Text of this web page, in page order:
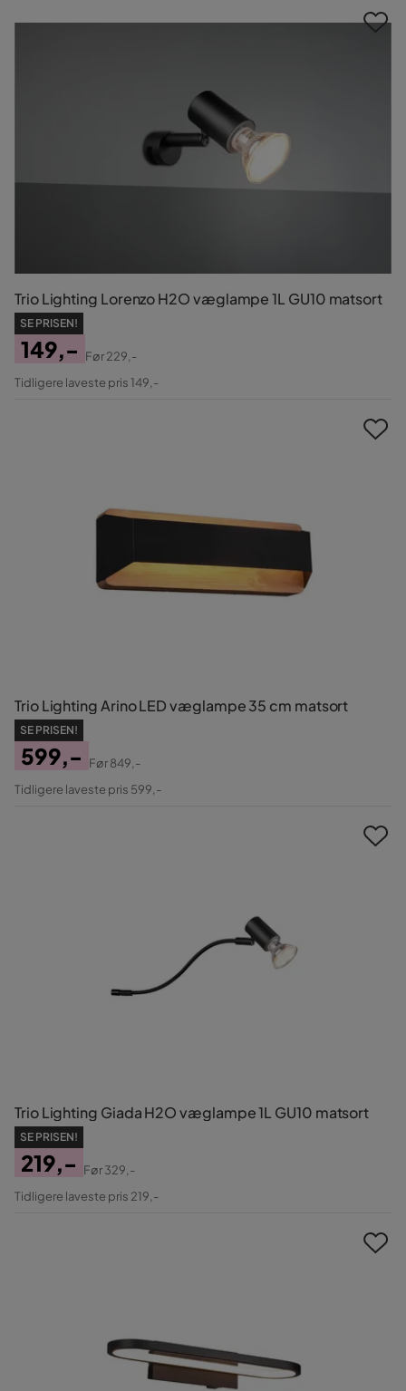
Trio Lighting Lorenzo H2O væglampe 1L GU10 matsort
SE PRISEN!
Pris
149,-
Original
Før229,-
Tidligere laveste pris 149,-
Trio Lighting Arino LED væglampe 35 cm matsort
SE PRISEN!
Pris
599,-
Original
Før849,-
Tidligere laveste pris 599,-
Trio Lighting Giada H2O væglampe 1L GU10 matsort
SE PRISEN!
Pris
219,-
Original
Før329,-
Tidligere laveste pris 219,-